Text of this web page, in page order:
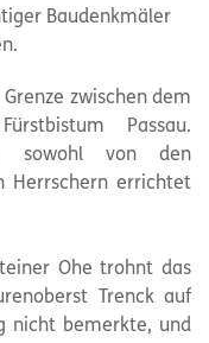
Baudenkmäler
zwischen dem
Passau.
sowohl von den
Herrschern errichtet
Ohe trohnt das
Trenck auf
nicht bemerkte, und